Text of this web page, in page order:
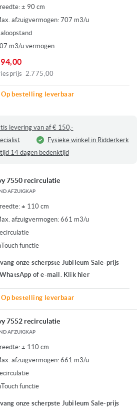
± 90 cm
afzuigvermogen: 707 m3/u
m3/u vermogen
2.775,00
Op bestelling leverbaar
levering van af € 150,-
Fysieke winkel in Ridderkerk
14 dagen bedenktijd
7550 recirculatie
AFZUIGKAP
± 110 cm
afzuigvermogen: 661 m3/u
functie
onze scherpste Jubileum Sale-prijs
of e-mail. Klik hier
Op bestelling leverbaar
7552 recirculatie
AFZUIGKAP
± 110 cm
afzuigvermogen: 661 m3/u
functie
onze scherpste Jubileum Sale-prijs